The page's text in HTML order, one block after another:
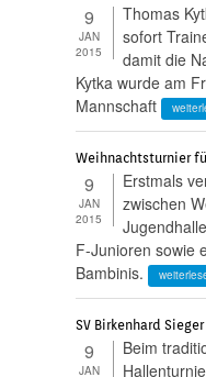
9
JAN
2015
Thomas
sofort
damit die
Kytka wurde am
Mannschaft
Weihnachtsturnier
9
JAN
2015
Erstmals
zwischen
F-Junioren sowie
Bambinis.
SV Birkenhard
9
JAN
Beim